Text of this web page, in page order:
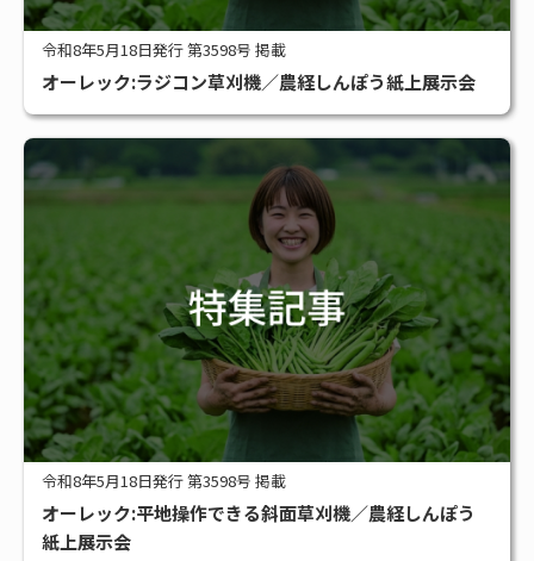
令和8年5月18日発行 第3598号 掲載
オーレック:ラジコン草刈機／農経しんぽう紙上展示会
令和8年5月18日発行 第3598号 掲載
オーレック:平地操作できる斜面草刈機／農経しんぽう
紙上展示会